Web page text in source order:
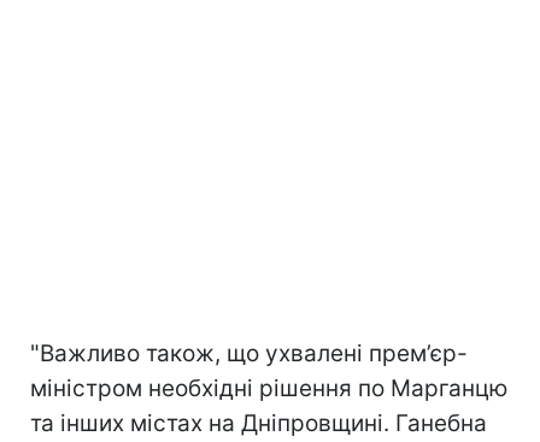
"Важливо також, що ухвалені прем’єр-
міністром необхідні рішення по Марганцю
та інших містах на Дніпровщині. Ганебна